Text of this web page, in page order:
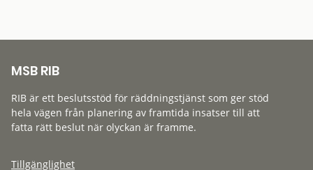
MSB RIB
RIB är ett beslutsstöd för räddningstjänst som ger stöd
hela vägen från planering av framtida insatser till att
fatta rätt beslut när olyckan är framme.
Tillgänglighet